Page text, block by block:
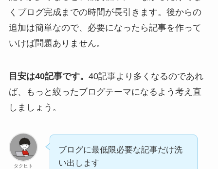
くブログ完成までの時間が長引きます。後からの
追加は簡単なので、必要になったら記事を作って
いけば問題ありません。
目安は40記事です。 40記事より多くなるのであれ
ば、もっと絞ったブログテーマになるよう考え直
しましょう。
タクヒト
ブログに最低限必要な記事だけ洗
い出します